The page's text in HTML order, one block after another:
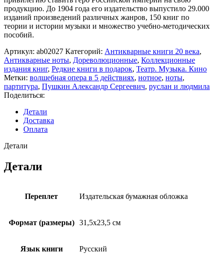
продукцию. До 1904 года его издательство выпустило 29.000
изданий произведений различных жанров, 150 книг по
теории и истории музыки и множество учебно-методических
пособий.
Артикул: ab02027 Категорий: Антикварные книги 20 века,
Антикварные ноты, Дореволюционные, Коллекционные
издания книг, Редкие книги в подарок, Театр. Музыка. Кино
Метки: волшебная опера в 5 действиях, нотное, ноты,
партитура, Пушкин Александр Сергеевич, руслан и людмила
Поделиться:
Детали
Доставка
Оплата
Детали
Детали
Переплет Издательская бумажная обложка
Формат (размеры) 31,5х23,5 см
Язык книги Русский